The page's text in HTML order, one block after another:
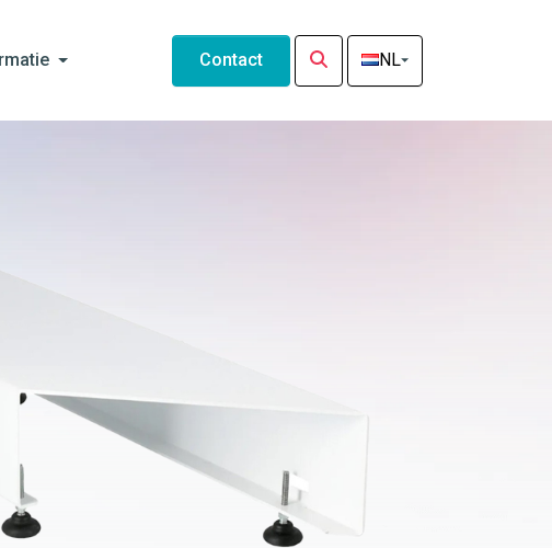
Contact NL